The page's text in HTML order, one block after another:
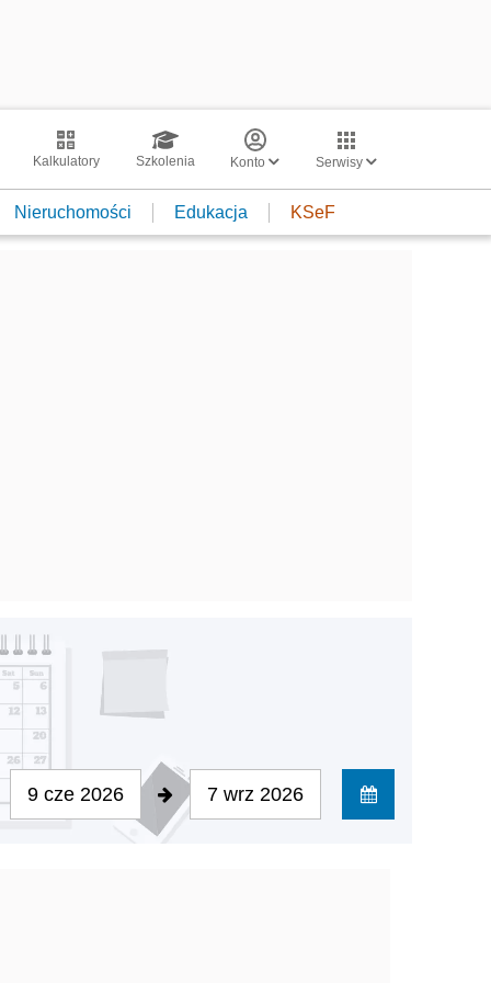
Kalkulatory Szkolenia Konto Serwisy
Nieruchomości Edukacja KSeF
9 cze 2026 7 wrz 2026